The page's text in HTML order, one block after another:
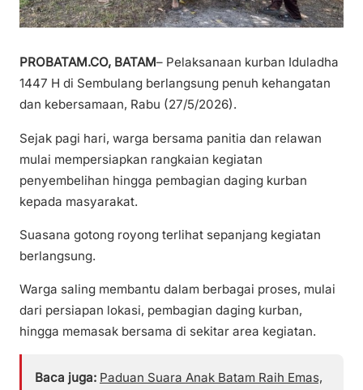
PROBATAM.CO, BATAM– Pelaksanaan kurban Iduladha
1447 H di Sembulang berlangsung penuh kehangatan
dan kebersamaan, Rabu (27/5/2026).
Sejak pagi hari, warga bersama panitia dan relawan
mulai mempersiapkan rangkaian kegiatan
penyembelihan hingga pembagian daging kurban
kepada masyarakat.
Suasana gotong royong terlihat sepanjang kegiatan
berlangsung.
Warga saling membantu dalam berbagai proses, mulai
dari persiapan lokasi, pembagian daging kurban,
hingga memasak bersama di sekitar area kegiatan.
Baca juga: Paduan Suara Anak Batam Raih Emas,